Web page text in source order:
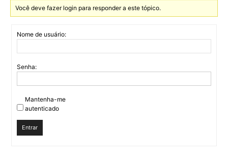
Você deve fazer login para responder a este tópico.
Nome de usuário:
Senha:
Mantenha-me
autenticado
Entrar